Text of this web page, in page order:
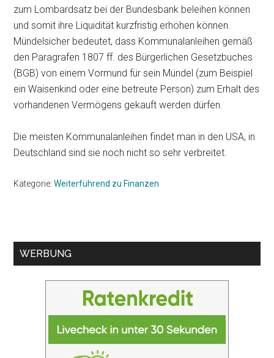
zum Lombardsatz bei der Bundesbank beleihen können
und somit ihre Liquidität kurzfristig erhöhen können.
Mündelsicher bedeutet, dass Kommunalanleihen gemäß
den Paragrafen 1807 ff. des Bürgerlichen Gesetzbuches
(BGB) von einem Vormund für sein Mündel (zum Beispiel
ein Waisenkind oder eine betreute Person) zum Erhalt des
vorhandenen Vermögens gekauft werden dürfen.
Die meisten Kommunalanleihen findet man in den USA, in
Deutschland sind sie noch nicht so sehr verbreitet.
Kategorie:Weiterführend zu Finanzen
Seitenspalte
WERBUNG